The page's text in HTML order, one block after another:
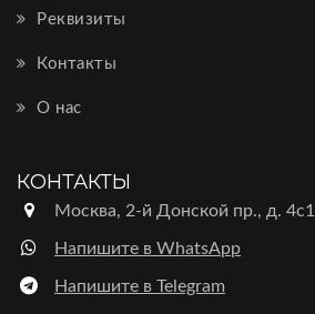
Реквизиты
Контакты
О нас
КОНТАКТЫ
Москва, 2-й Донской пр., д. 4с1
Напишите в WhatsApp
Напишите в Telegram